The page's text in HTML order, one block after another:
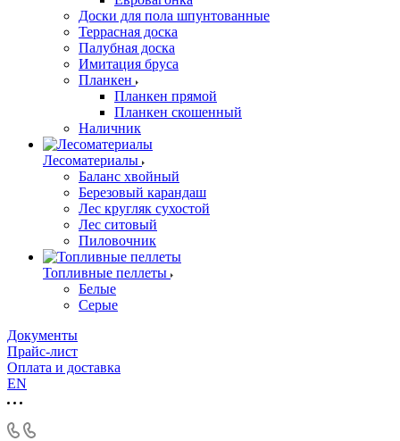
Доски для пола шпунтованные
Террасная доска
Палубная доска
Имитация бруса
Планкен
Планкен прямой
Планкен скошенный
Наличник
Лесоматериалы
Баланс хвойный
Березовый карандаш
Лес кругляк сухостой
Лес ситовый
Пиловочник
Топливные пеллеты
Белые
Серые
Документы
Прайс-лист
Оплата и доставка
EN